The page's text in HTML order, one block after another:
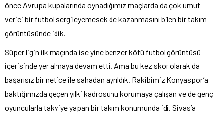
önce Avrupa kupalarında oynadığımız maçlarda da çok umut
verici bir futbol sergileyemesek de kazanmasını bilen bir takım
görüntüsünde idik.
Süper ligin ilk maçında ise yine benzer kötü futbol görüntüsü
içerisinde yer almaya devam etti. Ama bu kez skor olarak da
başarısız bir netice ile sahadan ayrıldık. Rakibimiz Konyaspor’a
baktığımızda geçen yılki kadrosunu korumaya çalışan ve de genç
oyuncularla takviye yapan bir takım konumunda idi. Sivas’a